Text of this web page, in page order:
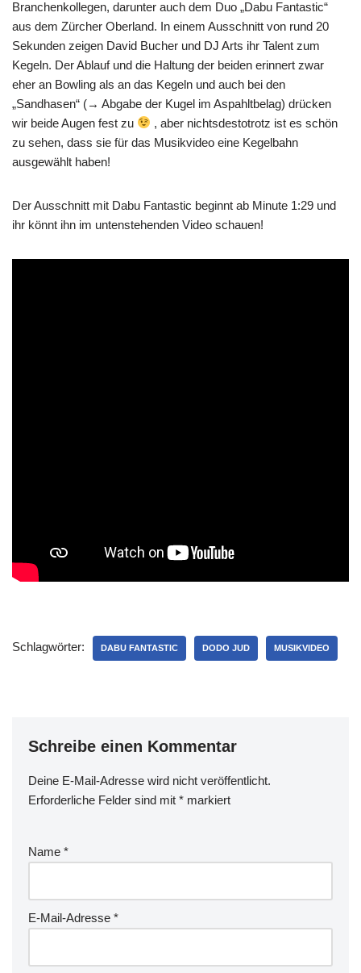
Branchenkollegen, darunter auch dem Duo „Dabu Fantastic“
aus dem Zürcher Oberland. In einem Ausschnitt von rund 20
Sekunden zeigen David Bucher und DJ Arts ihr Talent zum
Kegeln. Der Ablauf und die Haltung der beiden erinnert zwar
eher an Bowling als an das Kegeln und auch bei den
„Sandhasen“ (→ Abgabe der Kugel im Aspahltbelag) drücken
wir beide Augen fest zu
, aber nichtsdestotrotz ist es schön
zu sehen, dass sie für das Musikvideo eine Kegelbahn
ausgewählt haben!
Der Ausschnitt mit Dabu Fantastic beginnt ab Minute 1:29 und
ihr könnt ihn im untenstehenden Video schauen!
Schlagwörter: DABU FANTASTIC DODO JUD MUSIKVIDEO
Schreibe einen Kommentar
Deine E-Mail-Adresse wird nicht veröffentlicht.
Erforderliche Felder sind mit * markiert
Name *
E-Mail-Adresse *